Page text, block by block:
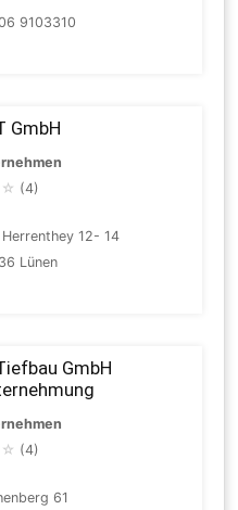
9103310
GmbH
☆ (4)
12- 14
Lünen
GmbH
☆ (4)
61